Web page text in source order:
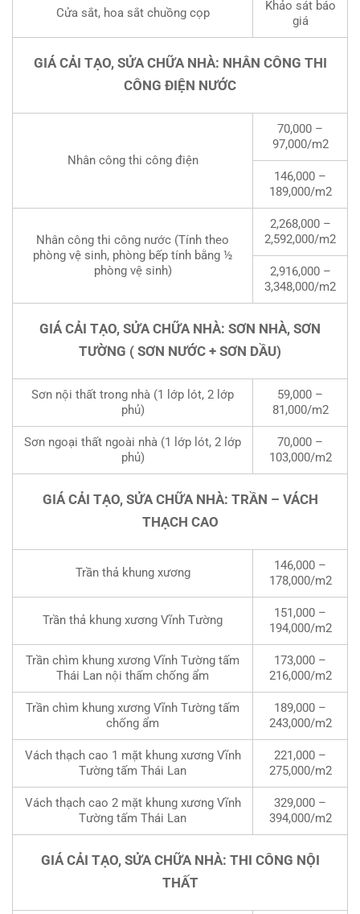
Cửa sắt, hoa sắt chuồng cọp
Khảo sát báo
giá
GIÁ CẢI TẠO, SỬA CHỮA NHÀ: NHÂN CÔNG THI
CÔNG ĐIỆN NƯỚC
Nhân công thi công điện
70,000 –
97,000/m2
146,000 –
189,000/m2
Nhân công thi công nước (Tính theo
phòng vệ sinh, phòng bếp tính bằng ½
phòng vệ sinh)
2,268,000 –
2,592,000/m2
2,916,000 –
3,348,000/m2
GIÁ CẢI TẠO, SỬA CHỮA NHÀ: SƠN NHÀ, SƠN
TƯỜNG ( SƠN NƯỚC + SƠN DẦU)
Sơn nội thất trong nhà (1 lớp lót, 2 lớp
phủ)
59,000 –
81,000/m2
Sơn ngoại thất ngoài nhà (1 lớp lót, 2 lớp
phủ)
70,000 –
103,000/m2
GIÁ CẢI TẠO, SỬA CHỮA NHÀ: TRẦN – VÁCH
THẠCH CAO
Trần thả khung xương
146,000 –
178,000/m2
Trần thả khung xương Vĩnh Tường
151,000 –
194,000/m2
Trần chìm khung xương Vĩnh Tường tấm
Thái Lan nội thấm chống ẩm
173,000 –
216,000/m2
Trần chìm khung xương Vĩnh Tường tấm
chống ẩm
189,000 –
243,000/m2
Vách thạch cao 1 mặt khung xương Vĩnh
Tường tấm Thái Lan
221,000 –
275,000/m2
Vách thạch cao 2 mặt khung xương Vĩnh
Tường tấm Thái Lan
329,000 –
394,000/m2
GIÁ CẢI TẠO, SỬA CHỮA NHÀ: THI CÔNG NỘI
THẤT